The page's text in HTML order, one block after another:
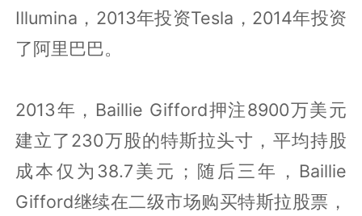
Illumina，2013年投资Tesla，2014年投资
了阿里巴巴。
2013年，Baillie Gifford押注8900万美元
建立了230万股的特斯拉头寸，平均持股
成本仅为38.7美元；随后三年，Baillie
Gifford继续在二级市场购买特斯拉股票，